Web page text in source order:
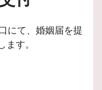
にて、婚姻届を提
す。